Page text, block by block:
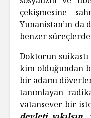
çekişmesine
Yunanistan’ın
benzer
Doktorun
kim olduğundan
bir adamı
tanımlayan
vatansever bir